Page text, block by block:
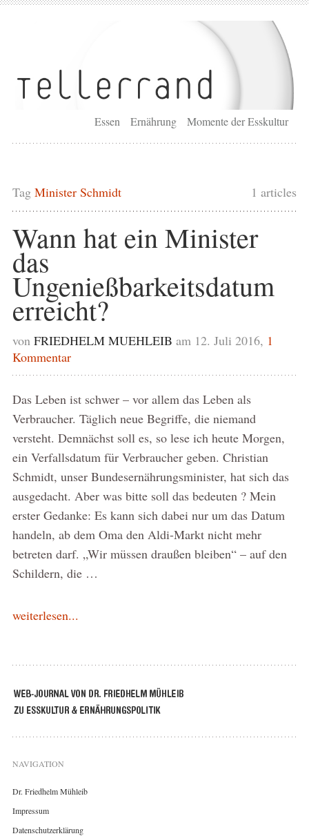
Essen Ernährung Momente der Esskultur
1 articles
Tag Minister Schmidt
Wann hat ein Minister
das
Ungenießbarkeitsdatum
erreicht?
von FRIEDHELM MUEHLEIB am 12. Juli 2016, 1
Kommentar
Das Leben ist schwer – vor allem das Leben als
Verbraucher. Täglich neue Begriffe, die niemand
versteht. Demnächst soll es, so lese ich heute Morgen,
ein Verfallsdatum für Verbraucher geben. Christian
Schmidt, unser Bundesernährungsminister, hat sich das
ausgedacht. Aber was bitte soll das bedeuten ? Mein
erster Gedanke: Es kann sich dabei nur um das Datum
handeln, ab dem Oma den Aldi-Markt nicht mehr
betreten darf. „Wir müssen draußen bleiben“ – auf den
Schildern, die …
weiterlesen...
NAVIGATION
Dr. Friedhelm Mühleib
Impressum
Datenschutzerklärung